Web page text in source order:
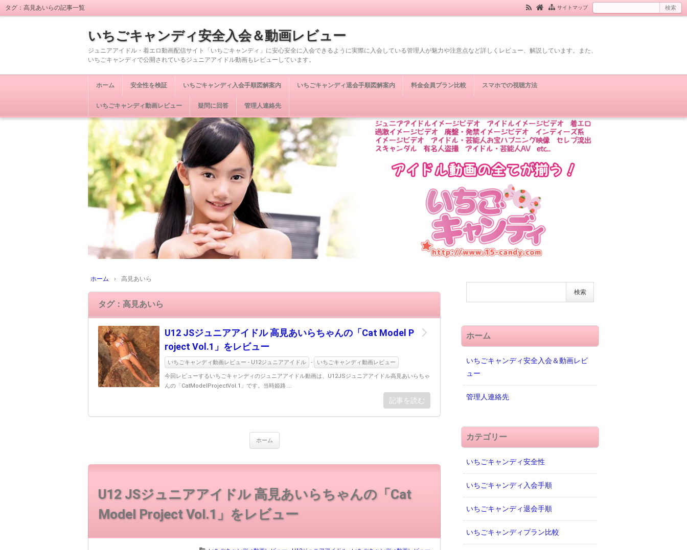
タグ：高見あいらの記事一覧 サイトマップ
いちごキャンディ安全入会＆動画レビュー
ジュニアアイドル・着エロ動画配信サイト「いちごキャンディ」に安心安全に入会できるように実際に入会している管理人が魅力や注意点など詳しくレビュー、解説しています。また、
いちごキャンディで公開されているジュニアアイドル動画もレビューしています。
ホーム 安全性を検証 いちごキャンディ入会手順図解案内 いちごキャンディ退会手順図解案内 料金会員プラン比較 スマホでの視聴方法
いちごキャンディ動画レビュー 疑問に回答 管理人連絡先
ホーム › 高見あいら
タグ：高見あいら
U12 JSジュニアアイドル 高見あいらちゃんの「Cat Model P
roject Vol.1」をレビュー
いちごキャンディ動画レビュー - U12ジュニアアイドル - いちごキャンディ動画レビュー
今回レビューするいちごキャンディのジュニアアイドル動画は、U12JSジュニアアイドル高見あいらちゃ
んの「CatModelProjectVol.1」です。当時姫路 ...
記事を読む
ホーム
U12 JSジュニアアイドル 高見あいらちゃんの「Cat
Model Project Vol.1」をレビュー
ホーム
いちごキャンディ安全入会＆動画レビ
ュー
管理人連絡先
カテゴリー
いちごキャンディ安全性
いちごキャンディ入会手順
いちごキャンディ退会手順
いちごキャンディプラン比較